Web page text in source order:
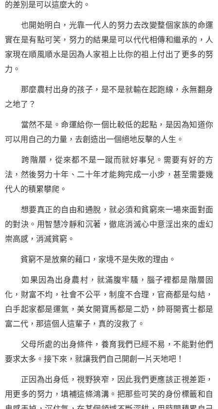
的差別是可以這麼大的。
也開始明白，光靠一代人的努力去改變整個家族的命運
實在是有點可笑，努力的結果是可以代代相傳和繼承的，人
家現在順風順水是因為人家祖上比你的祖上付出了更多的努
力。
那麼農村出身的孩子，是不是就輸在起跑線，永無翻身
之地了？
當然不是。命運給你一個比較低的起點，是因為知道你
可以用自己的力量，去創造出一個絕地反擊的人生。
跨階層，從來都不是一蹴而就好事兒。需要有好的方
法，然後努力十年、二十年才能夠完成一小步，甚至需要幾
代人的積累攀爬。
想要真正的自由和通脫，就必須和貧窮來一場來面對面
的對決。用智慧冷靜和沉著，徹底消滅心中意淫出來的虛幻
崇高感，消滅貧窮。
貧窮不是放棄的藉口，家境不是失敗的理由。
如果因為出身農村，就滿腹牢騷，腦子裡都是階層固
化，財富不均，社會不公平，制度不合理，官商都是勾結，
白手起家都是運氣，美女開寶馬都是二奶，帥哥開賓士都是
富二代，那這個人這輩子，真的沒救了。
父母所處的出身條件，養育我們已經不易，不能對他們
要求太多。接下來，就讓我們自己開創一片天地吧！
正因為出身低，視野狹窄，因此我們更應該正視差距，
用更多的努力，填補這條鴻溝。把那些可笑的身份標籤和自